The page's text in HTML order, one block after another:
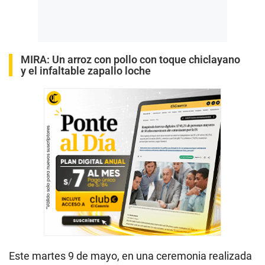
MIRA: Un arroz con pollo con toque chiclayano
y el infaltable zapallo loche
Este martes 9 de mayo, en una ceremonia realizada